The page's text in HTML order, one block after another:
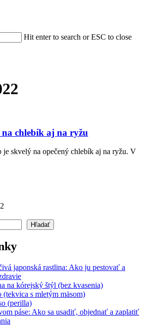
Hit enter to search or ESC to close
chlebík aj na ryžu
je skvelý na opečený chlebík aj na ryžu. V
Hľadať
japonská rastlina: Ako ju pestovať a
na kórejský štýl (bez kvasenia)
(tekvica s mletým mäsom)
(perilla)
páse: Ako sa usadiť, objednať a zaplatiť